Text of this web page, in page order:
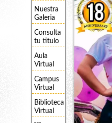
Nuestra
Galeria
Consulta
tu titulo
Aula
Virtual
Campus
Virtual
Biblioteca
Virtual